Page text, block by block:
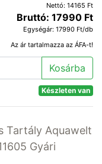
Nettó: 14165 Ft
Bruttó: 17990 Ft
Egységár: 17990 Ft/db
Az ár tartalmazza az ÁFA-t!
Kosárba
Készleten van
Tartály Aquawelt
Gyári